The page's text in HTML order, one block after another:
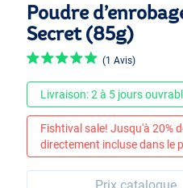
Poudre
Secret (85g)
(1 Avis)
Livraison: 2 à 5 jours
Fishtival sale! Jusqu'à 20%
directement incluse dans le